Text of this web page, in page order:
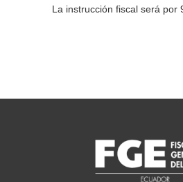
La instrucción fiscal será por